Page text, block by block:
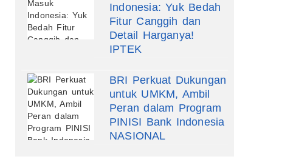
Indonesia: Yuk Bedah
Fitur Canggih dan
Detail Harganya!
IPTEK
BRI Perkuat Dukungan
untuk UMKM, Ambil
Peran dalam Program
PINISI Bank Indonesia
NASIONAL